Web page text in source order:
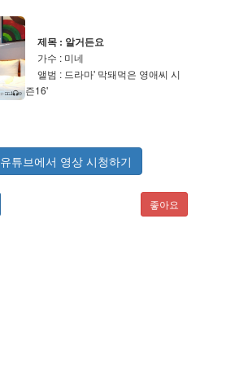
제목 : 알거든요
가수 : 미네
앨범 : 드라마' 막돼먹은 영애씨 시
즌16'
유튜브에서 영상 시청하기
좋아요